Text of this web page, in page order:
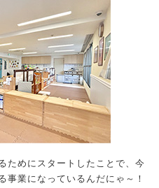
ためにスタートしたことで、今
事業になっているんだにゃ～！